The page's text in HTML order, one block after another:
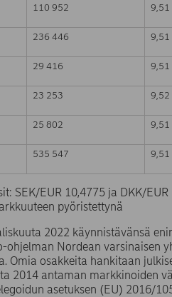
110 952 9,51
236 446 9,51
29 416 9,51
23 253 9,52
25 802 9,51
535 547 9,51
SEK/EUR 10,4775 ja DKK/EUR
pyöristettynä
2022 käynnistävänsä
ohjelman Nordean varsinaisen
Omia osakkeita hankitaan
2014 antaman markkinoiden
asetuksen (EU) 2016/